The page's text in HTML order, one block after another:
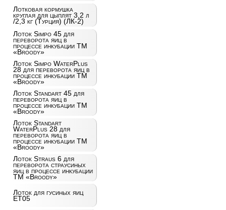
Лотковая кормушка
круглая для цыплят 3,2 л
/2,3 кг (Турция) (ЛК-2)
Лоток Simpo 45 для
переворота яиц в
процессе инкубации ТМ
«Broody»
Лоток Simpo WaterPlus
28 для переворота яиц в
процессе инкубации ТМ
«Broody»
Лоток Standart 45 для
переворота яиц в
процессе инкубации ТМ
«Broody»
Лоток Standart
WaterPlus 28 для
переворота яиц в
процессе инкубации ТМ
«Broody»
Лоток Straus 6 для
переворота страусиных
яиц в процессе инкубации
ТМ «Broody»
Лоток для гусиных яиц
ET05